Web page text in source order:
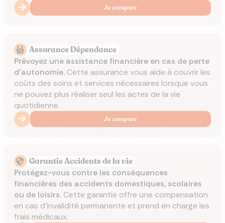
Je compare
Assurance Dépendance
Prévoyez une assistance financière en cas de perte
d'autonomie. Cette assurance vous aide à couvrir les
coûts des soins et services nécessaires lorsque vous
ne pouvez plus réaliser seul les actes de la vie
quotidienne.
Je compare
Garantie Accidents de la vie
Protégez-vous contre les conséquences
financières des accidents domestiques, scolaires
ou de loisirs. Cette garantie offre une compensation
en cas d'invalidité permanente et prend en charge les
frais médicaux.